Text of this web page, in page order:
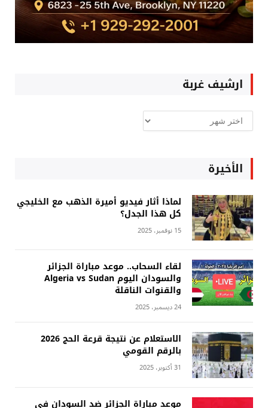
ارشيف غربة
ارشيف
غربة
الأخيرة
لماذا أثار فيديو أميرة الذهب مع الخليجي
كل هذا الجدل؟
15 نوفمبر، 2025
لقاء السحاب.. موعد مباراة الجزائر
والسودان اليوم Algeria vs Sudan
والقنوات الناقلة
24 ديسمبر، 2025
الاستعلام عن نتيجة قرعة الحج 2026
بالرقم القومي
31 أكتوبر، 2025
موعد مباراة الجزائر ضد السودان في